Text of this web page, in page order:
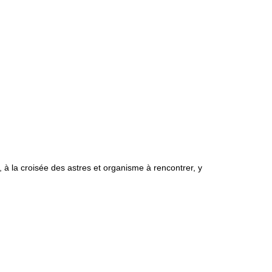
la croisée des astres et organisme à rencontrer, y